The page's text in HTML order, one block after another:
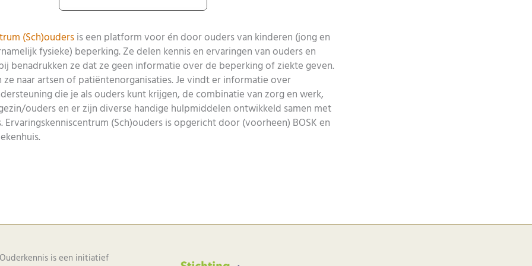
(Sch)oudersis een platform voor én door ouders van kinderen (jong en
fysieke) beperking. Ze delen kennis en ervaringen van ouders en
benadrukken ze dat ze geen informatie over de beperking of ziekte geven.
naar artsen of patiëntenorganisaties. Je vindt er informatie over
die je als ouders kunt krijgen, de combinatie van zorg en werk,
ouders en er zijn diverse handige hulpmiddelen ontwikkeld samen met
Ervaringskenniscentrum (Sch)ouders is opgericht door (voorheen) BOSK en
Ouderkennis is een initiatief